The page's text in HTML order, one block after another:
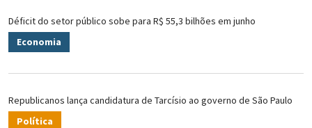
Déficit do setor público sobe para R$ 55,3 bilhões em junho
Economia
Republicanos lança candidatura de Tarcísio ao governo de São Paulo
Política